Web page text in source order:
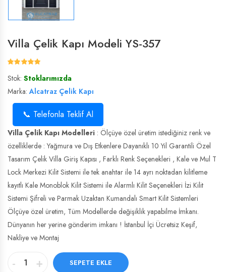
Villa Çelik Kapı Modeli YS-357
Stok: Stoklarımızda
Marka:Alcatraz Çelik Kapı
📞 Telefonla Teklif Al
Villa Çelik Kapı Modelleri : Ölçüye özel üretim istediğiniz renk ve
özelliklerde : Yağmura ve Dış Etkenlere Dayanıklı 10 Yıl Garantili Özel
Tasarım Çelik Villa Giriş Kapısı , Farklı Renk Seçenekleri , Kale ve Mul T
Lock Merkezi Kilit Sistemi ile tek anahtar ile 14 ayrı noktadan kilitleme
kayıtlı Kale Monoblok Kilit Sistemi ile Alarmlı Kilit Seçenekleri İzi Kilit
Sistemi Şifreli ve Parmak Uzaktan Kumandalı Smart Kilit Sistemleri
Ölçüye özel üretim, Tüm Modellerde değişiklik yapabilme İmkanı.
Dünyanın her yerine gönderim imkanı ! İstanbul İçi Ücretsiz Keşif,
Nakliye ve Montaj
- + SEPETE EKLE